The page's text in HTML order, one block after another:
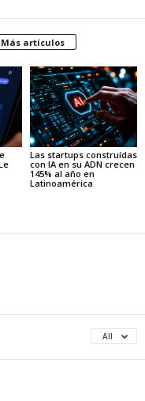
Más artículos
Las startups construídas
con IA en su ADN crecen
145% al año en
Latinoamérica
All